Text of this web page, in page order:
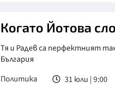
Когато Йотова
Тя и Радев са перфектният
България
Политика
31 юли | 9:00